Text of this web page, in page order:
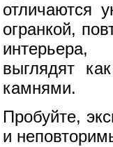
отличаются
огранкой,
интерьера,
выглядят
камнями.
Пробуйте,
и